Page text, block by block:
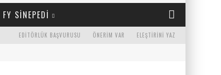
FY SINEPEDI
EDITÖRLÜK BAŞVURUSU ÖNERIM VAR ELEŞTIRINI YAZ